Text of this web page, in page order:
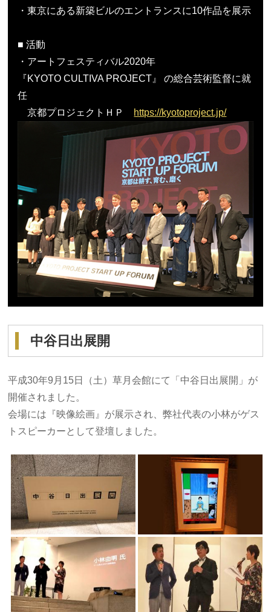
・東京にある新築ビルのエントランスに10作品を展示
■ 活動
・アートフェスティバル2020年
『KYOTO CULTIVA PROJECT』 の総合芸術監督に就
任
京都プロジェクトＨＰ https://kyotoproject.jp/
中谷日出展開
平成30年9月15日（土）草月会館にて「中谷日出展開」が
開催されました。
会場には『映像絵画』が展示され、弊社代表の小林がゲス
トスピーカーとして登壇しました。